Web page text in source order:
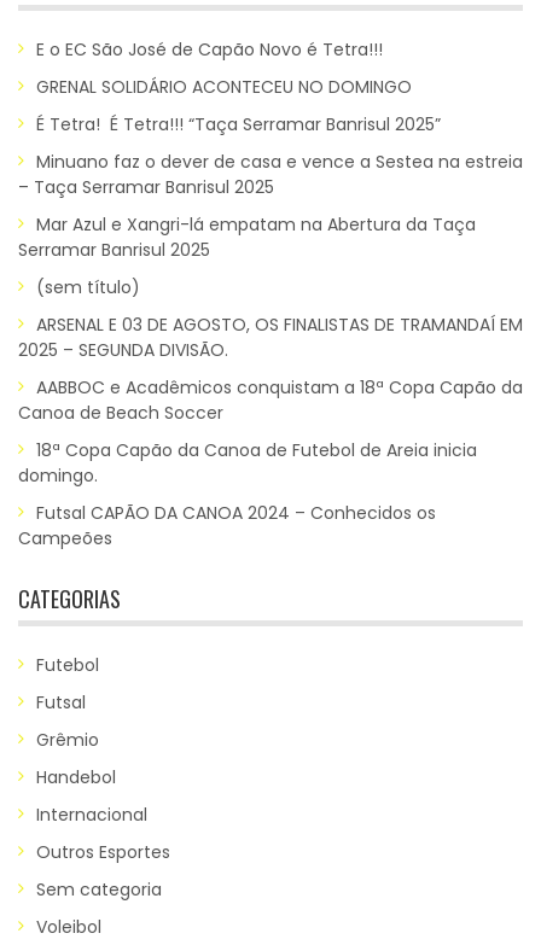
E o EC São José de Capão Novo é Tetra!!!
GRENAL SOLIDÁRIO ACONTECEU NO DOMINGO
É Tetra! É Tetra!!! “Taça Serramar Banrisul 2025”
Minuano faz o dever de casa e vence a Sestea na estreia
– Taça Serramar Banrisul 2025
Mar Azul e Xangri-lá empatam na Abertura da Taça
Serramar Banrisul 2025
(sem título)
ARSENAL E 03 DE AGOSTO, OS FINALISTAS DE TRAMANDAÍ EM
2025 – SEGUNDA DIVISÃO.
AABBOC e Acadêmicos conquistam a 18ª Copa Capão da
Canoa de Beach Soccer
18ª Copa Capão da Canoa de Futebol de Areia inicia
domingo.
Futsal CAPÃO DA CANOA 2024 – Conhecidos os
Campeões
CATEGORIAS
Futebol
Futsal
Grêmio
Handebol
Internacional
Outros Esportes
Sem categoria
Voleibol